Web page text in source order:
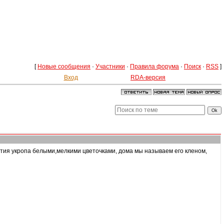
[ Новые сообщения · Участники · Правила форума · Поиск · RSS ]
Вход RDA-версия
укропа белыми,мелкими цветочками, дома мы называем его кленом,